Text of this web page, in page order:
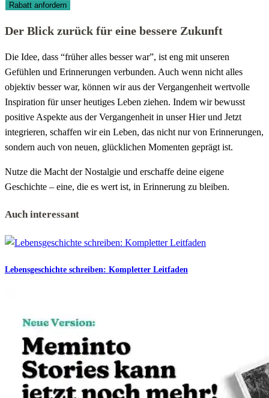
Rabatt anfordern
Der Blick zurück für eine bessere Zukunft
Die Idee, dass “früher alles besser war”, ist eng mit unseren
Gefühlen und Erinnerungen verbunden. Auch wenn nicht alles
objektiv besser war, können wir aus der Vergangenheit wertvolle
Inspiration für unser heutiges Leben ziehen. Indem wir bewusst
positive Aspekte aus der Vergangenheit in unser Hier und Jetzt
integrieren, schaffen wir ein Leben, das nicht nur von Erinnerungen,
sondern auch von neuen, glücklichen Momenten geprägt ist.
Nutze die Macht der Nostalgie und erschaffe deine eigene
Geschichte – eine, die es wert ist, in Erinnerung zu bleiben.
Auch interessant
Lebensgeschichte schreiben: Kompletter Leitfaden